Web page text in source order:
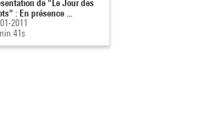
: En présence ...
2011
41s